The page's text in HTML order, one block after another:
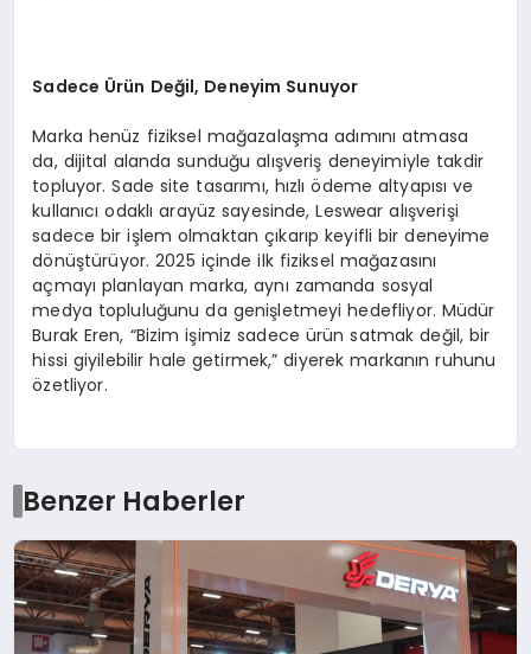
Sadece Ürün Değil, Deneyim Sunuyor
Marka henüz fiziksel mağazalaşma adımını atmasa
da, dijital alanda sunduğu alışveriş deneyimiyle takdir
topluyor. Sade site tasarımı, hızlı ödeme altyapısı ve
kullanıcı odaklı arayüz sayesinde, Leswear alışverişi
sadece bir işlem olmaktan çıkarıp keyifli bir deneyime
dönüştürüyor. 2025 içinde ilk fiziksel mağazasını
açmayı planlayan marka, aynı zamanda sosyal
medya topluluğunu da genişletmeyi hedefliyor. Müdür
Burak Eren, “Bizim işimiz sadece ürün satmak değil, bir
hissi giyilebilir hale getirmek,” diyerek markanın ruhunu
özetliyor.
Benzer Haberler